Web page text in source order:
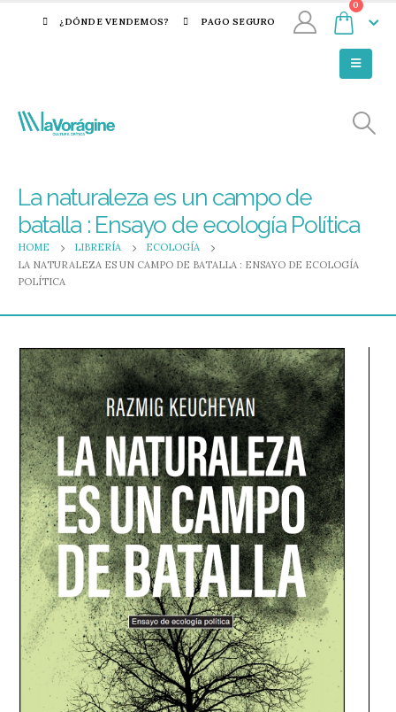
¿DÓNDE VENDEMOS? PAGO SEGURO
0
La naturaleza es un campo de
batalla : Ensayo de ecología Política
HOME LIBRERÍA
ECOLOGÍA
LA NATURALEZA ES UN CAMPO DE BATALLA : ENSAYO DE ECOLOGÍA
POLÍTICA